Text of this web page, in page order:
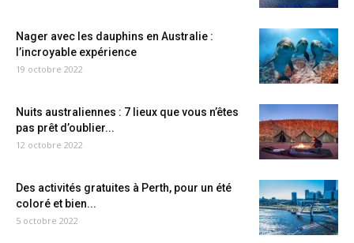
Nager avec les dauphins en Australie :
l’incroyable expérience
19 octobre 2022
Nuits australiennes : 7 lieux que vous n’êtes
pas prêt d’oublier...
12 octobre 2022
Des activités gratuites à Perth, pour un été
coloré et bien...
5 octobre 2022